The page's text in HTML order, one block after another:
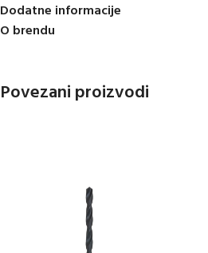
Dodatne informacije
O brendu
Povezani proizvodi